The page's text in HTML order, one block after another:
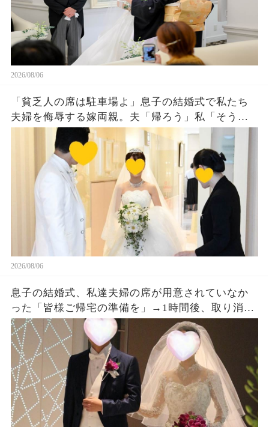
2026/08/06
「貧乏人の席は駐車場よ」息子の結婚式で私たち
夫婦を侮辱する嫁両親。夫「帰ろう」私「そう
ね…」翌日、ある衝撃の事実を知った嫁両親から
大量着信が…w
2026/08/06
息子の結婚式、私達夫婦の席が用意されていなか
った「皆様ご帰宅の準備を」→1時間後、取り消し
になった結婚式に息子夫婦は半狂乱になった